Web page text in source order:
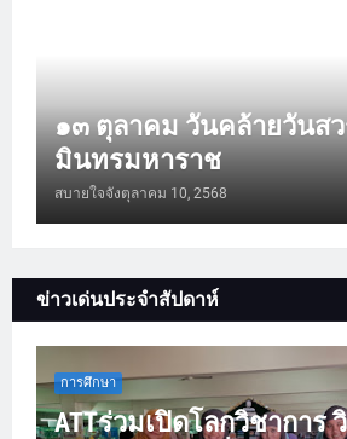
๑๓ ตุลาคม วันคล้ายวันส
มินทรมหาราช
สบายใจจังตุลาคม 10, 2568
ข่าวเด่นประจำสัปดาห์
การศึกษา
ATTร่วมเปิดโลกวิชาการ